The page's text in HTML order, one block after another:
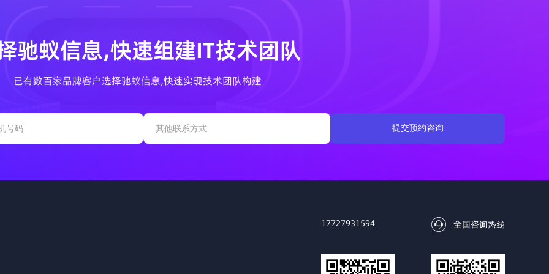
驰蚁信息,快速组建IT技术团队
已有数百家品牌客户选择驰蚁信息,快速实现技术团队构建
提交预约咨询
全国咨询热线
17727931594